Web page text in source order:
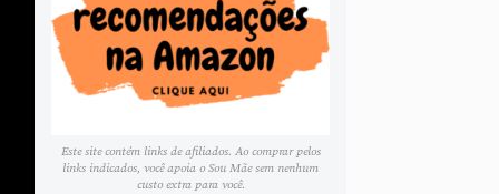
Este site contém links de afiliados. Ao comprar pelos
links indicados, você apoia o Sou Mãe sem nenhum
custo extra para você.